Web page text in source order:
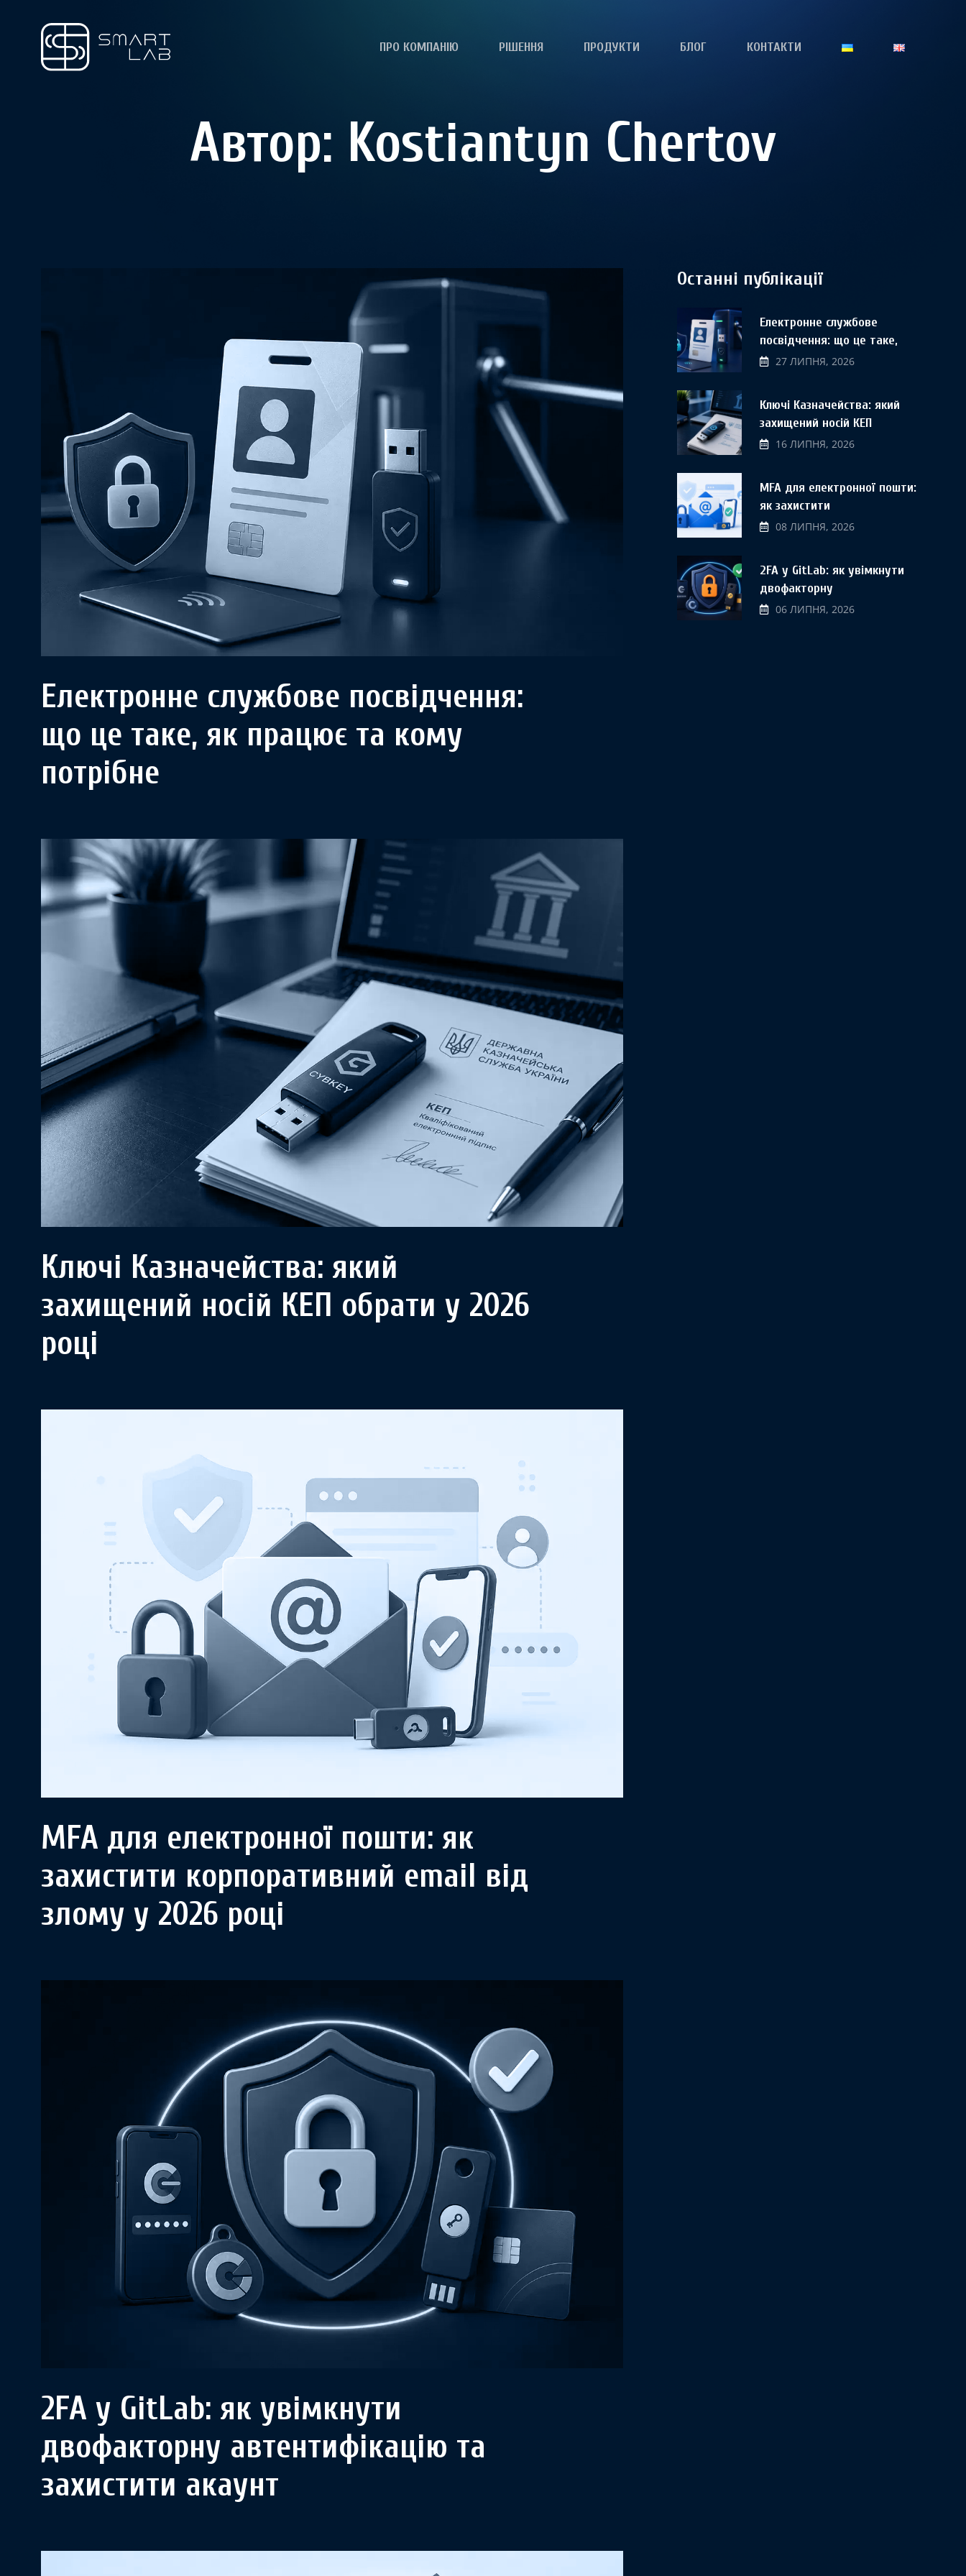
ПРО КОМПАНІЮ РІШЕННЯ ПРОДУКТИ БЛОГ КОНТАКТИ
Автор: Kostiantyn Chertov
Електронне службове посвідчення:
що це таке, як працює та кому
потрібне
Ключі Казначейства: який
захищений носій КЕП обрати у 2026
році
MFA для електронної пошти: як
захистити корпоративний email від
злому у 2026 році
2FA у GitLab: як увімкнути
двофакторну автентифікацію та
захистити акаунт
Останні публікації
Електронне службове
посвідчення: що це таке,
27 ЛИПНЯ, 2026
Ключі Казначейства: який
захищений носій КЕП
16 ЛИПНЯ, 2026
MFA для електронної пошти:
як захистити
08 ЛИПНЯ, 2026
2FA у GitLab: як увімкнути
двофакторну
06 ЛИПНЯ, 2026